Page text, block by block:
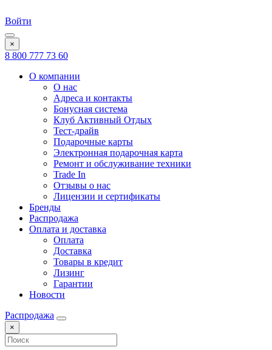
Войти
×
8 800 777 73 60
О компании
О нас
Адреса и контакты
Бонусная система
Клуб Активный Отдых
Тест-драйв
Подарочные карты
Электронная подарочная карта
Ремонт и обслуживание техники
Trade In
Отзывы о нас
Лицензии и сертификаты
Бренды
Распродажа
Оплата и доставка
Оплата
Доставка
Товары в кредит
Лизинг
Гарантии
Новости
Распродажа
×